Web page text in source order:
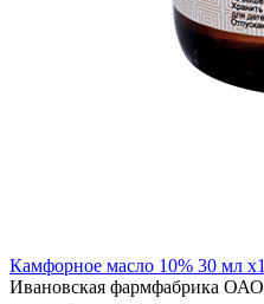
Камфорное масло 10% 30 мл x1
Ивановская фармфабрика ОАО